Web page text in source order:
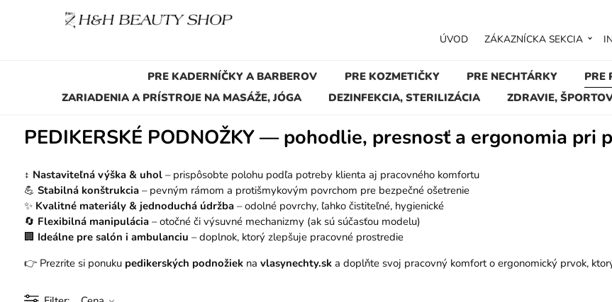
PRE KADERNÍČKY A BARBEROV PRE KOZMETIČKY PRE NECHTÁRKY PRE
ZARIADENIA A PRÍSTROJE NA MASÁŽE, JÓGA
DEZINFEKCIA, STERILIZÁCIA ZDRAVIE,
ÚVOD ZÁKAZNÍCKA SEKCIA
PEDIKERSKÉ PODNOŽKY — pohodlie, presnosť a ergonomia pri
↕️ Nastaviteľná výška & uhol– prispôsobte polohu podľa potreby klienta aj pracovného komfortu
💪 Stabilná konštrukcia– pevným rámom a protišmykovým povrchom pre bezpečné ošetrenie
✨ Kvalitné materiály & jednoduchá údržba– odolné povrchy, ľahko čistiteľné, hygienické
🔄 Flexibilná manipulácia– otočné či výsuvné mechanizmy (ak sú súčasťou modelu)
🏢 Ideálne pre salón i ambulanciu – doplnok, ktorý zlepšuje pracovné prostredie
👉 Prezrite si ponuku pedikerských podnožiekna vlasynechty.ska doplňte svoj pracovný komfort o ergonomický prvok,